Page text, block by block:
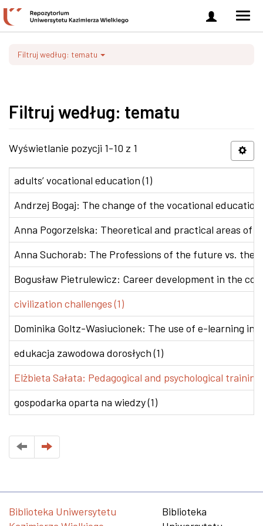
Zaloguj
się
Filtruj według: tematu
Filtruj według: tematu
Wyświetlanie pozycji 1-10 z 1
adults’ vocational education (1)
Andrzej Bogaj: The change of the vocational
Anna Pogorzelska: Theoretical and practical areas of
Anna Suchorab: The Professions of the future vs. the
Bogusław Pietrulewicz: Career development in the
civilization challenges (1)
Dominika Goltz-Wasiucionek: The use of e-learning in
edukacja zawodowa dorosłych (1)
Elżbieta Sałata: Pedagogical and psychological
gospodarka oparta na wiedzy (1)
Biblioteka Uniwersytetu
Biblioteka